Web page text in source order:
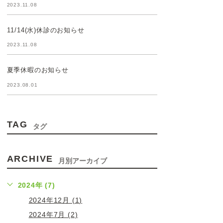
2023.11.08
11/14(水)休診のお知らせ
2023.11.08
夏季休暇のお知らせ
2023.08.01
TAG タグ
ARCHIVE 月別アーカイブ
2024年 (7)
2024年12月 (1)
2024年7月 (2)